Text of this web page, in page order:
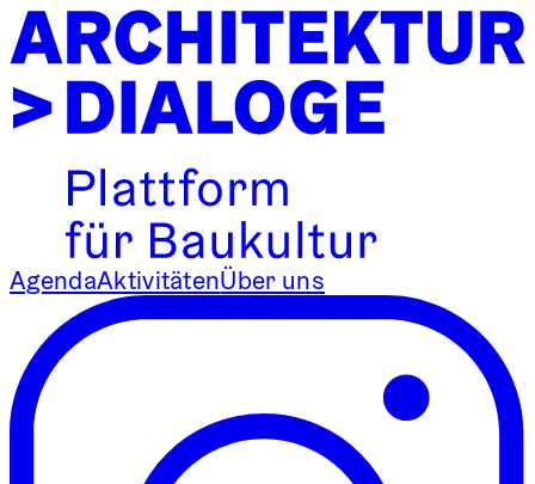
AgendaAktivitätenÜber uns